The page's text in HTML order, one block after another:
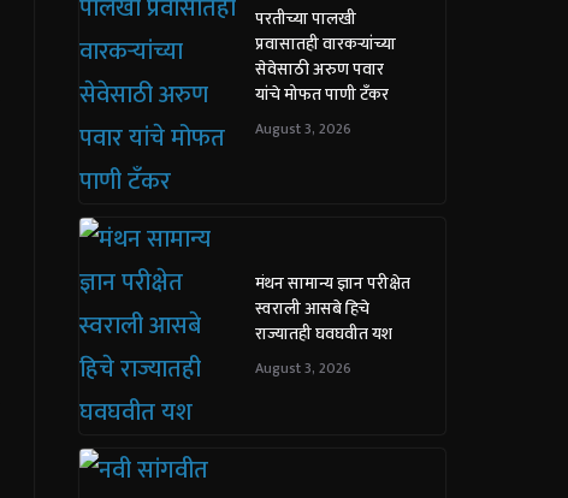
परतीच्या पालखी
प्रवासातही वारकऱ्यांच्या
सेवेसाठी अरुण पवार
यांचे मोफत पाणी टँकर
August 3, 2026
मंथन सामान्य ज्ञान परीक्षेत
स्वराली आसबे हिचे
राज्यातही घवघवीत यश
August 3, 2026